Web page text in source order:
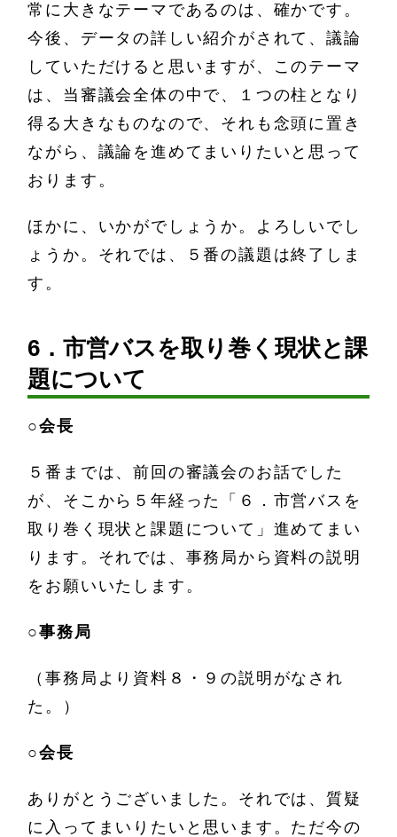
常に大きなテーマであるのは、確かです。
今後、データの詳しい紹介がされて、議論
していただけると思いますが、このテーマ
は、当審議会全体の中で、１つの柱となり
得る大きなものなので、それも念頭に置き
ながら、議論を進めてまいりたいと思って
おります。
ほかに、いかがでしょうか。よろしいでし
ょうか。それでは、５番の議題は終了しま
す。
6．市営バスを取り巻く現状と課
題について
○会長
５番までは、前回の審議会のお話でした
が、そこから５年経った「６．市営バスを
取り巻く現状と課題について」進めてまい
ります。それでは、事務局から資料の説明
をお願いいたします。
○事務局
（事務局より資料８・９の説明がなされ
た。）
○会長
ありがとうございました。それでは、質疑
に入ってまいりたいと思います。ただ今の